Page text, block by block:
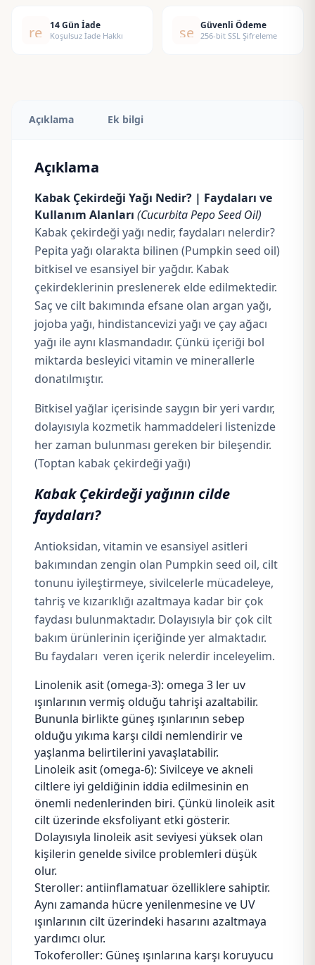
adetreplay14 Gün İade
Koşulsuz İade Hakkı security
Güvenli Ödeme
256-bit SSL Şifreleme
Açıklama Ek bilgi
Açıklama
Kabak Çekirdeği Yağı Nedir? | Faydaları ve
Kullanım Alanları (Cucurbita Pepo Seed Oil)
Kabak çekirdeği yağı nedir, faydaları nelerdir?
Pepita yağı olarakta bilinen (Pumpkin seed oil)
bitkisel ve esansiyel bir yağdır. Kabak
çekirdeklerinin preslenerek elde edilmektedir.
Saç ve cilt bakımında efsane olan argan yağı,
jojoba yağı, hindistancevizi yağı ve çay ağacı
yağı ile aynı klasmandadır. Çünkü içeriği bol
miktarda besleyici vitamin ve minerallerle
donatılmıştır.
Bitkisel yağlar içerisinde saygın bir yeri vardır,
dolayısıyla kozmetik hammaddeleri listenizde
her zaman bulunması gereken bir bileşendir.
(Toptan kabak çekirdeği yağı)
Kabak Çekirdeği yağının cilde
faydaları?
Antioksidan, vitamin ve esansiyel asitleri
bakımından zengin olan Pumpkin seed oil, cilt
tonunu iyileştirmeye, sivilcelerle mücadeleye,
tahriş ve kızarıklığı azaltmaya kadar bir çok
faydası bulunmaktadır. Dolayısıyla bir çok cilt
bakım ürünlerinin içeriğinde yer almaktadır.
Bu faydaları veren içerik nelerdir inceleyelim.
Linolenik asit(omega-3): omega 3 ler uv
ışınlarının vermiş olduğu tahrişi azaltabilir.
Bununla birlikte güneş ışınlarının sebep
olduğu yıkıma karşı cildi nemlendirir ve
yaşlanma belirtilerini yavaşlatabilir.
Linoleik asit (omega-6): Sivilceye ve akneli
ciltlere iyi geldiğinin iddia edilmesinin en
önemli nedenlerinden biri. Çünkü linoleik asit
cilt üzerinde eksfoliyant etki gösterir.
Dolayısıyla linoleik asit seviyesi yüksek olan
kişilerin genelde sivilce problemleri düşük
olur.
Steroller: antiinflamatuar özelliklere sahiptir.
Aynı zamanda hücre yenilenmesine ve UV
ışınlarının cilt üzerindeki hasarını azaltmaya
yardımcı olur.
Tokoferoller: Güneş ışınlarına karşı koruyucu